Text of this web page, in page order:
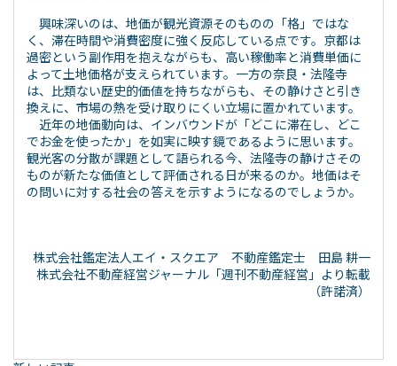
興味深いのは、地価が観光資源そのものの「格」ではな
く、滞在時間や消費密度に強く反応している点です。京都は
過密という副作用を抱えながらも、高い稼働率と消費単価に
よって土地価格が支えられています。一方の奈良・法隆寺
は、比類ない歴史的価値を持ちながらも、その静けさと引き
換えに、市場の熱を受け取りにくい立場に置かれています。
近年の地価動向は、インバウンドが「どこに滞在し、どこ
でお金を使ったか」を如実に映す鏡であるように思います。
観光客の分散が課題として語られる今、法隆寺の静けさその
ものが新たな価値として評価される日が来るのか。地価はそ
の問いに対する社会の答えを示すようになるのでしょうか。
‍株式会社鑑定法人エイ・スクエア 不動産鑑定士 田島 耕一
‍株式会社不動産経営ジャーナル「週刊不動産経営」より転載
（許諾済）